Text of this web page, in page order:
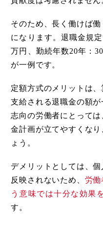
そのため、長く働けば
になります。退職金規
万円、勤続年数20年：
が一例です。
定額方式のメリットは、
支給される退職金の額
志向の労働者にとって
金計画が立てやすくな
ょう。
デメリットとしては、
反映されないため、 労働
う意味では十分な効果
す。